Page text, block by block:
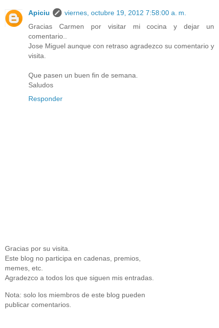
Apiciu
viernes, octubre 19, 2012 7:58:00 a. m.
Gracias Carmen por visitar mi cocina y dejar un
comentario..
Jose Miguel aunque con retraso agradezco su comentario y
visita.
Que pasen un buen fin de semana.
Saludos
Responder
Gracias por su visita.
Este blog no participa en cadenas, premios,
memes, etc.
Agradezco a todos los que siguen mis entradas.
Nota: solo los miembros de este blog pueden
publicar comentarios.